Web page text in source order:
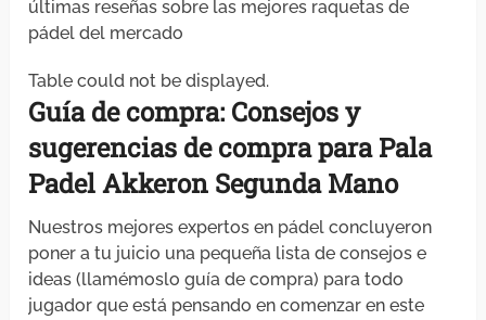
últimas reseñas sobre las mejores raquetas de
pádel del mercado
Table could not be displayed.
Guía de compra: Consejos y
sugerencias de compra para Pala
Padel Akkeron Segunda Mano
Nuestros mejores expertos en pádel concluyeron
poner a tu juicio una pequeña lista de consejos e
ideas (llamémoslo guía de compra) para todo
jugador que está pensando en comenzar en este